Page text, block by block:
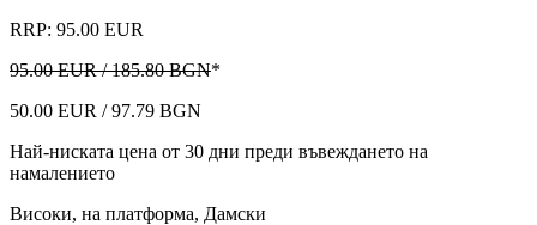
RRP: 95.00 EUR
95.00 EUR / 185.80 BGN*
50.00 EUR / 97.79 BGN
Най-ниската цена от 30 дни преди въвеждането на
намалението
Високи, на платформа, Дамски